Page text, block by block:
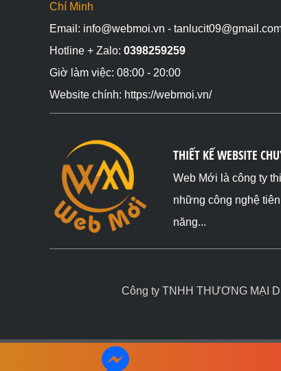
Chí Minh
Email: info@webmoi.vn -
Hotline + Zalo: 0398259259
Giờ làm việc: 08:00 - 20:00
Website chính: https://webmoi.vn/
THIẾT KẾ WEBSITE
Web Mới là công ty
những công nghệ
năng...
Công ty TNHH THƯƠNG MẠI